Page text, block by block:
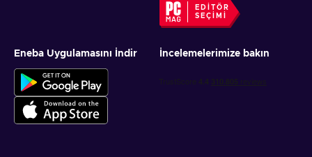
EDITÖR
SEÇIMI
Eneba Uygulamasını İndir İncelemelerimize bakın